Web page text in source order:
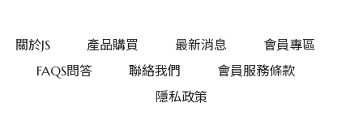
關於JS 產品購買 最新消息
會員專區
FAQS問答
聯絡我們
會員服務條款
隱私政策